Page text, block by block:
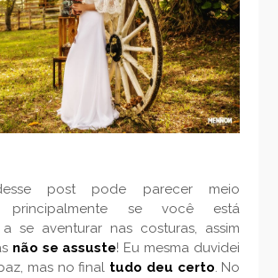
post pode parecer meio
se você está
se aventurar nas costuras, assim
não se assuste! Eu mesma duvidei
mas no final tudo deu certo. No